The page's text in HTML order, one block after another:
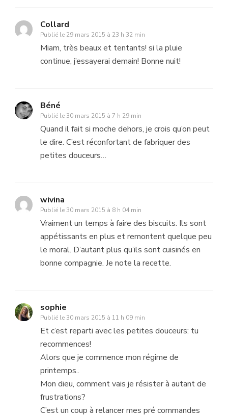
Collard
Publié le 29 mars 2015 à 23 h 32 min
Miam, très beaux et tentants! si la pluie
continue, j’essayerai demain! Bonne nuit!
Béné
Publié le 30 mars 2015 à 7 h 29 min
Quand il fait si moche dehors, je crois qu’on peut
le dire. C’est réconfortant de fabriquer des
petites douceurs…
wivina
Publié le 30 mars 2015 à 8 h 04 min
Vraiment un temps à faire des biscuits. Ils sont
appétissants en plus et remontent quelque peu
le moral. D’autant plus qu’ils sont cuisinés en
bonne compagnie. Je note la recette.
sophie
Publié le 30 mars 2015 à 11 h 09 min
Et c’est reparti avec les petites douceurs: tu
recommences!
Alors que je commence mon régime de
printemps..
Mon dieu, comment vais je résister à autant de
frustrations?
C’est un coup à relancer mes pré commandes